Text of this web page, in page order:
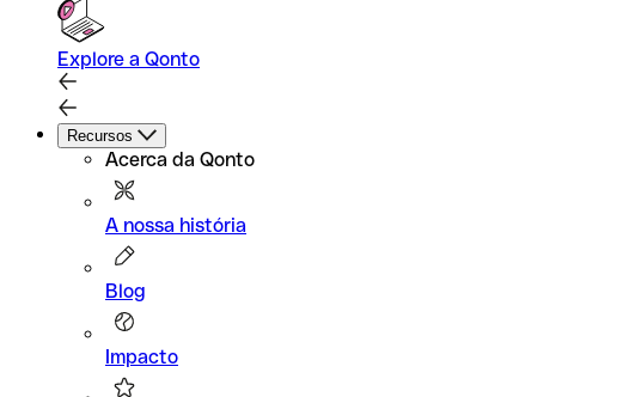
Explore a Qonto
Recursos
Acerca da Qonto
A nossa história
Blog
Impacto